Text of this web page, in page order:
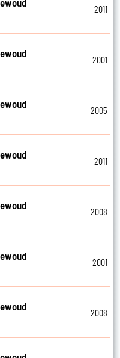
2011
2001
2005
2011
2008
2001
2008